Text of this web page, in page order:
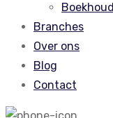
Branches
Over ons
Blog
Contact